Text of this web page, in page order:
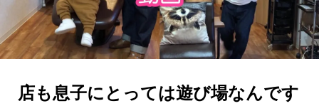
店も息子にとっては遊び場なんです